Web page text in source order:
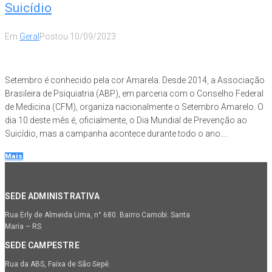
Suicídio
Em Geral Postou 10/09/2023
Setembro é conhecido pela cor Amarela. Desde 2014, a Associação
Brasileira de Psiquiatria (ABP), em parceria com o Conselho Federal
de Medicina (CFM), organiza nacionalmente o Setembro Amarelo. O
dia 10 deste mês é, oficialmente, o Dia Mundial de Prevenção ao
Suicídio, mas a campanha acontece durante todo o ano....
Mais
SEDE ADMINISTRATIVA
Rua Erly de Almeida Lima, n° 680. Bairro Camobi. Santa
Maria – RS
SEDE CAMPESTRE
Rua da ABS, Faixa de São Sepé.